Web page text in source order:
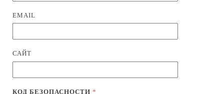
EMAIL
САЙТ
КОД БЕЗОПАСНОСТИ*